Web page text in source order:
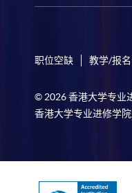
职位空缺 教学/报
© 2026 香港大学专业
香港大学专业进修学